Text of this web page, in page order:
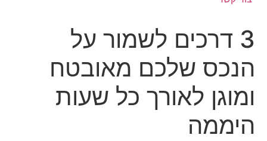
3 דרכים לשמור על
הנכס שלכם מאובטח
ומוגן לאורך כל שעות
היממה